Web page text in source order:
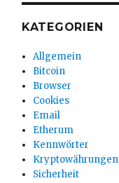
KATEGORIEN
Allgemein
Bitcoin
Browser
Cookies
Email
Etherum
Kennwörter
Kryptowährungen
Sicherheit